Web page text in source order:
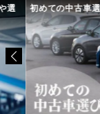
て 中古車選びで失
て